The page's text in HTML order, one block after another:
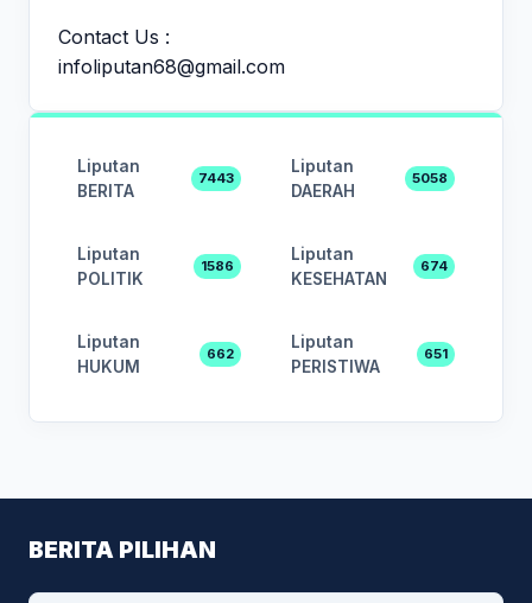
Contact Us :
infoliputan68@gmail.com
Liputan
BERITA
7443
Liputan
DAERAH
5058
Liputan
POLITIK
1586
Liputan
KESEHATAN
674
Liputan
HUKUM
662
Liputan
PERISTIWA
651
BERITA PILIHAN